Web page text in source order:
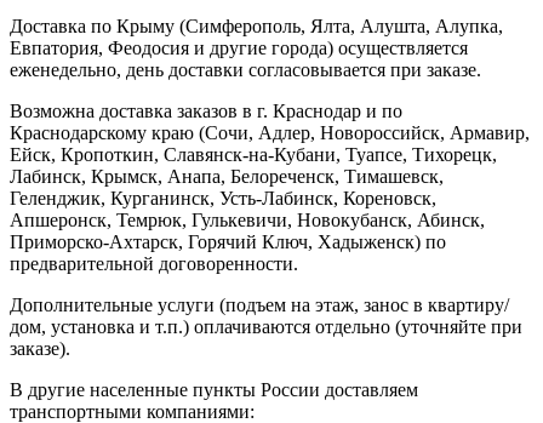
Доставка по Крыму (Симферополь, Ялта, Алушта, Алупка,
Евпатория, Феодосия и другие города) осуществляется
еженедельно, день доставки согласовывается при заказе.
Возможна доставка заказов в г. Краснодар и по
Краснодарскому краю (Сочи, Адлер, Новороссийск, Армавир,
Ейск, Кропоткин, Славянск-на-Кубани, Туапсе, Тихорецк,
Лабинск, Крымск, Анапа, Белореченск, Тимашевск,
Геленджик, Курганинск, Усть-Лабинск, Кореновск,
Апшеронск, Темрюк, Гулькевичи, Новокубанск, Абинск,
Приморско-Ахтарск, Горячий Ключ, Хадыженск) по
предварительной договоренности.
Дополнительные услуги (подъем на этаж, занос в квартиру/
дом, установка и т.п.) оплачиваются отдельно (уточняйте при
заказе).
В другие населенные пункты России доставляем
транспортными компаниями: